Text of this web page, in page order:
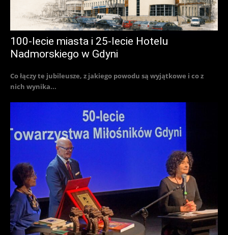
100-lecie miasta i 25-lecie Hotelu
Nadmorskiego w Gdyni
Co łączy te jubileusze, z jakiego powodu są wyjątkowe i co z
nich wynika...